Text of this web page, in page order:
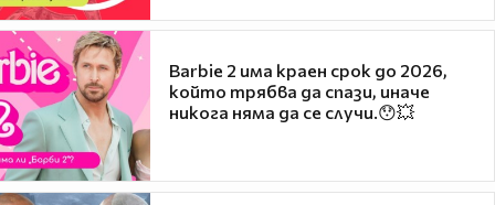
Barbie 2 има краен срок до 2026,
който трябва да спази, иначе
никога няма да се случи.😯💥